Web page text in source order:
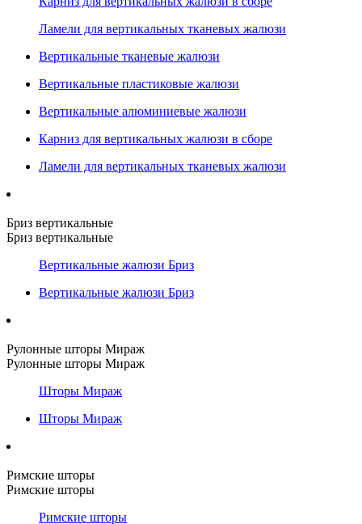
Ламели для вертикальных тканевых жалюзи
Вертикальные тканевые жалюзи
Вертикальные пластиковые жалюзи
Вертикальные алюминиевые жалюзи
Карниз для вертикальных жалюзи в сборе
Ламели для вертикальных тканевых жалюзи
Бриз вертикальные
Бриз вертикальные
Вертикальные жалюзи Бриз
Вертикальные жалюзи Бриз
Рулонные шторы Мираж
Рулонные шторы Мираж
Шторы Мираж
Шторы Мираж
Римские шторы
Римские шторы
Римские шторы